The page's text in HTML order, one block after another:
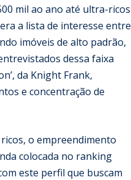
mil ao ano até ultra-ricos
a lista de interesse entre
imóveis de alto padrão,
dessa faixa
da Knight Frank,
e concentração de
o empreendimento
colocada no ranking
este perfil que buscam